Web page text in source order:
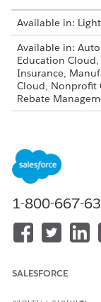
Available in:
Available in:
Education
Insurance,
Cloud, Nonprofit
Rebate
From Setup, in
then select
ClickNew
API name.
To add
finish, click
이 기
1-800-667-
SALESFORCE